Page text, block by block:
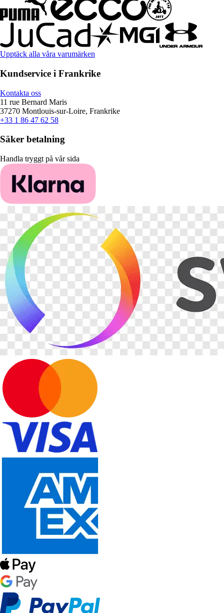
Upptäck alla våra varumärken
Kundservice i Frankrike
Kontakta oss
11 rue Bernard Maris
37270 Montlouis-sur-Loire, Frankrike
+33 1 86 47 62 58
Säker betalning
Handla tryggt på vår sida